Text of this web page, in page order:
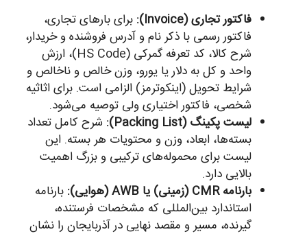
فاکتور تجاری (Invoice):
برای بارهای تجاری،
فاکتور رسمی با ذکر نام و آدرس فروشنده و خریدار،
شرح کالا، کد تعرفه گمرکی (HS Code)، ارزش
واحد و کل به دلار یا یورو، وزن خالص و ناخالص و
شرایط تحویل (اینکوترمز) الزامی است. برای اثاثیه
شخصی، فاکتور اختیاری ولی توصیه می‌شود.
لیست پکینگ (Packing List):
شرح کامل تعداد
بسته‌ها، ابعاد، وزن و محتویات هر بسته. این
لیست برای محموله‌های ترکیبی و بزرگ اهمیت
بالایی دارد.
بارنامه CMR (زمینی) یا AWB (هوایی):
بارنامه
استاندارد بین‌المللی که مشخصات فرستنده،
گیرنده، مسیر و مقصد نهایی در آذربایجان را نشان